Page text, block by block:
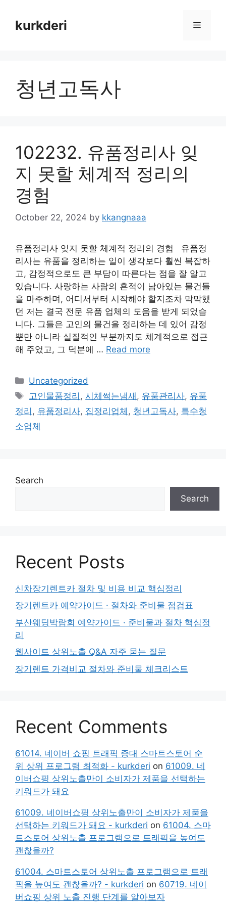
contentkurkderi Menu
청년고독사
102232. 유품정리사 잊
지 못할 체계적 정리의
경험
October 22, 2024 by kkangnaaa
유품정리사 잊지 못할 체계적 정리의 경험 유품정
리사는 유품을 정리하는 일이 생각보다 훨씬 복잡하
고, 감정적으로도 큰 부담이 따른다는 점을 잘 알고
있습니다. 사랑하는 사람의 흔적이 남아있는 물건들
을 마주하며, 어디서부터 시작해야 할지조차 막막했
던 저는 결국 전문 유품 업체의 도움을 받게 되었습
니다. 그들은 고인의 물건을 정리하는 데 있어 감정
뿐만 아니라 실질적인 부분까지도 체계적으로 접근
해 주었고, 그 덕분에 … Read more
Categories
Uncategorized
Tags
고인물품정리 ,시체썩는냄새 , 유품관리사, 유품
정리 , 유품정리사, 집정리업체 , 청년고독사, 특수청
소업체
Search
Search
Recent Posts
신차장기렌트카 절차 및 비용 비교 핵심정리
장기렌트카 예약가이드 · 절차와 준비물 점검표
부산웨딩박람회 예약가이드 · 준비물과 절차 핵심정
리
웹사이트 상위노출 Q&A 자주 묻는 질문
장기렌트 가격비교 절차와 준비물 체크리스트
Recent Comments
61014. 네이버 쇼핑 트래픽 증대 스마트스토어 순
위 상위 프로그램 최적화 - kurkderi on 61009. 네
이버쇼핑 상위노출만이 소비자가 제품을 선택하는
키워드가 돼요
61009. 네이버쇼핑 상위노출만이 소비자가 제품을
선택하는 키워드가 돼요 - kurkderi on 61004. 스마
트스토어 상위노출 프로그램으로 트래픽을 높여도
괜찮을까?
61004. 스마트스토어 상위노출 프로그램으로 트래
픽을 높여도 괜찮을까? - kurkderi on 60719. 네이
버쇼핑 상위 노출 진행 단계를 알아보자